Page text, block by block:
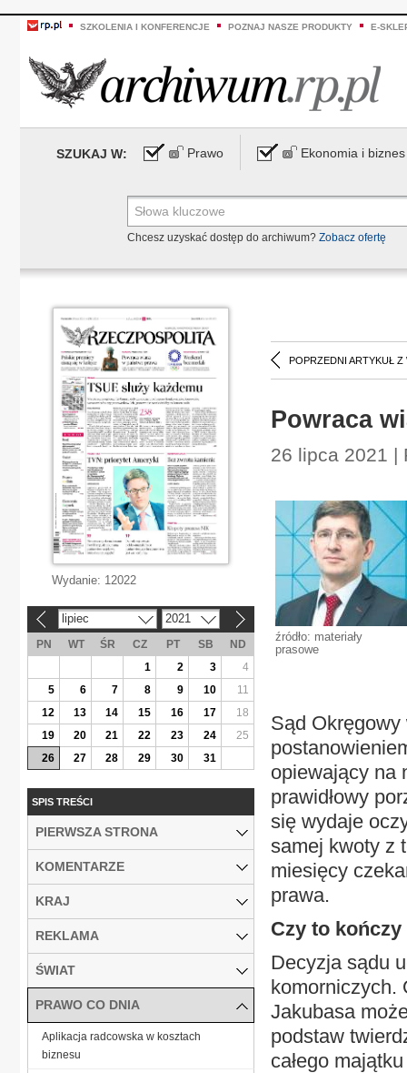
SZKOLENIA I KONFERENCJE POZNAJ NASZE PRODUKTY E-
SZUKAJ W: Prawo Ekonomia i biznes
Chcesz uzyskać dostęp do archiwum? Zobacz ofertę
POPRZEDNI ARTYKUŁ Z
Powraca
26 lipca 2021 |
źródło: materiały
prasowe
Sąd
opiewający na
prawidłowy
się wydaje
samej kwoty z
miesięcy
prawa.
Czy to
Decyzja sądu
komorniczych.
Jakubasa
podstaw
całego
Wydanie: 12022
lipiec 2021
PN WT ŚR CZ PT SB
ND
1
2 3
4
5
6 7 8 9 10
11
12
13 14 15 16 17
18
19
20 21 22 23 24
25
26
27 28 29 30 31
SPIS TREŚCI
PIERWSZA STRONA
KOMENTARZE
KRAJ
REKLAMA
ŚWIAT
PRAWO CO DNIA
Aplikacja radcowska w kosztach
biznesu